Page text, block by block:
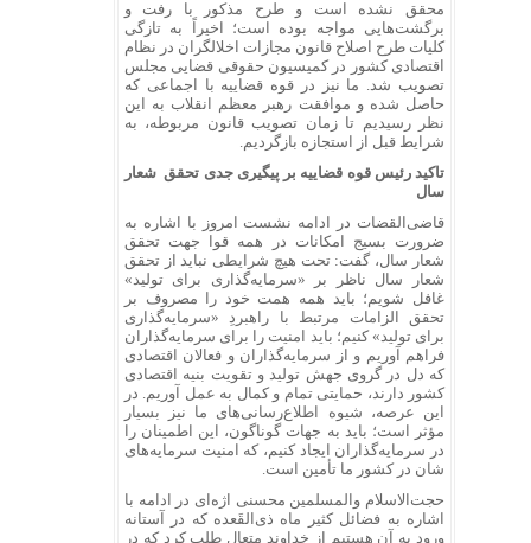
محقق نشده است و طرح مذکور با رفت و
برگشت‌هایی مواجه بوده است؛ اخیراً به تازگی
کلیات طرح اصلاح قانون مجازات اخلالگران در نظام
اقتصادی کشور در کمیسیون حقوقی قضایی مجلس
تصویب شد. ما نیز در قوه قضاییه با اجماعی که
حاصل شده و موافقت رهبر معظم انقلاب به این
نظر رسیدیم تا زمان تصویب قانون مربوطه، به
شرایط قبل از استجازه بازگردیم.
تاکید رئیس قوه قضاییه بر پیگیری جدی تحقق شعار
سال
قاضی‌القضات در ادامه نشست امروز با اشاره به
ضرورت بسیج امکانات در همه قوا جهت تحقق
شعار سال، گفت: تحت هیچ شرایطی نباید از تحقق
شعار سال ناظر بر «سرمایه‌گذاری برای تولید»
غافل شویم؛ باید همه همت خود را مصروف بر
تحقق الزامات مرتبط با راهبردِ «سرمایه‌گذاری
برای تولید» کنیم؛ باید امنیت را برای سرمایه‌گذاران
فراهم آوریم و از سرمایه‌گذاران و فعالان اقتصادی
که دل در گروی جهش تولید و تقویت بنیه اقتصادی
کشور دارند، حمایتی تمام و کمال به عمل آوریم. در
این عرصه، شیوه اطلاع‌رسانی‌های ما نیز بسیار
مؤثر است؛ باید به جهات گوناگون، این اطمینان را
در سرمایه‌گذاران ایجاد کنیم، که امنیت سرمایه‌های
شان در کشور ما تأمین است.
حجت‌الاسلام والمسلمین محسنی اژه‌ای در ادامه با
اشاره به فضائل کثیر ماه ذی‌القَعده که در آستانه
ورود به آن هستیم از خداوند متعال طلب کرد که در